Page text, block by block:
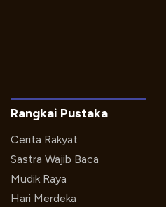
Rangkai Pustaka
Cerita Rakyat
Sastra Wajib Baca
Mudik Raya
Hari Merdeka